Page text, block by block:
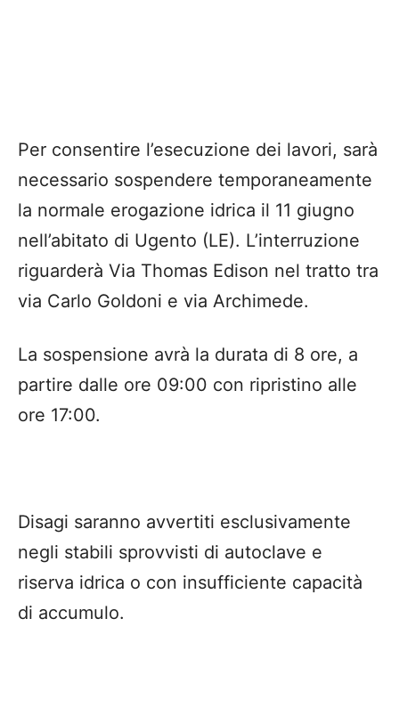
Per consentire l’esecuzione dei lavori, sarà
necessario sospendere temporaneamente
la normale erogazione idrica il 11 giugno
nell’abitato di Ugento (LE). L’interruzione
riguarderà Via Thomas Edison nel tratto tra
via Carlo Goldoni e via Archimede.
La sospensione avrà la durata di 8 ore, a
partire dalle ore 09:00 con ripristino alle
ore 17:00.
Disagi saranno avvertiti esclusivamente
negli stabili sprovvisti di autoclave e
riserva idrica o con insufficiente capacità
di accumulo.